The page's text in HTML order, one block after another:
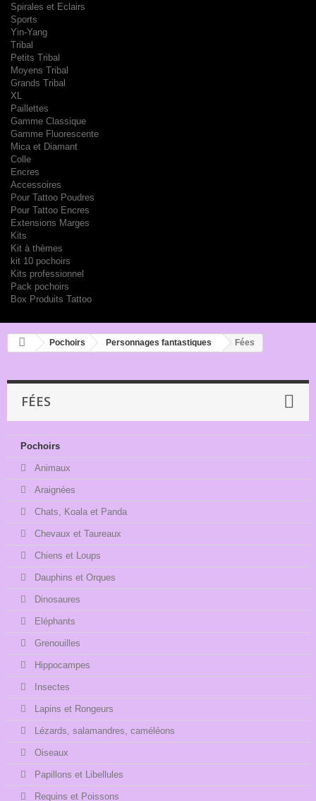
Spirales et Eclairs
Sports
Yin-Yang
Tribal
Petits Tribal
Moyens Tribal
Grands Tribal
XL
Paillettes
Gamme Classique
Gamme Fluorescente
Mica et Diamant
Colle
Encres
Accessoires
Pour Tattoo Poudres
Pour Tattoo Encres
Extensions Marges
Kits
Kit à thèmes
kit 10 pochoirs
Kits professionnel
Pack pochoirs
Box Produits Tattoo
Pochoirs Personnages fantastiques Fées
FÉES
Pochoirs
Animaux
Araignées
Chats, Koala et Panda
Chevaux et Taureaux
Chiens et Loups
Dauphins et Orques
Dinosaures
Eléphants
Grenouilles
Hippocampes
Insectes
Lapins et Rongeurs
Lézards, salamandres, caméléons
Oiseaux
Papillons et Libellules
Requins et Poissons